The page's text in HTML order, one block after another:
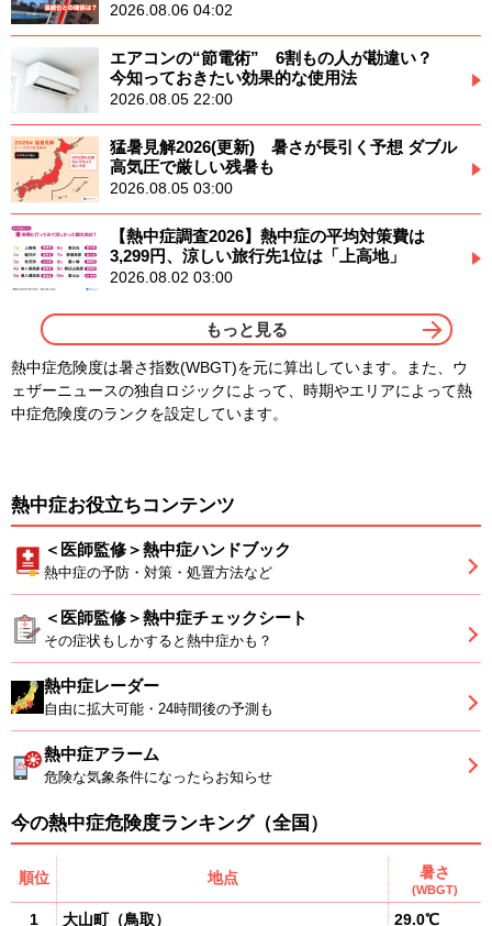
2026.08.06 04:02
エアコンの“節電術” 6割もの人が勘違い？
今知っておきたい効果的な使用法
2026.08.05 22:00
猛暑見解2026(更新) 暑さが長引く予想 ダブル
高気圧で厳しい残暑も
2026.08.05 03:00
【熱中症調査2026】熱中症の平均対策費は
3,299円、涼しい旅行先1位は「上高地」
2026.08.02 03:00
もっと見る
熱中症危険度は暑さ指数(WBGT)を元に算出しています。また、ウ
ェザーニュースの独自ロジックによって、時期やエリアによって熱
中症危険度のランクを設定しています。
熱中症お役立ちコンテンツ
＜医師監修＞熱中症ハンドブック
熱中症の予防・対策・処置方法など
＜医師監修＞熱中症チェックシート
その症状もしかすると熱中症かも？
熱中症レーダー
自由に拡大可能・24時間後の予測も
熱中症アラーム
危険な気象条件になったらお知らせ
今の熱中症危険度ランキング（全国）
順位 地点 暑さ
(WBGT)
1 大山町（鳥取） 29.0℃